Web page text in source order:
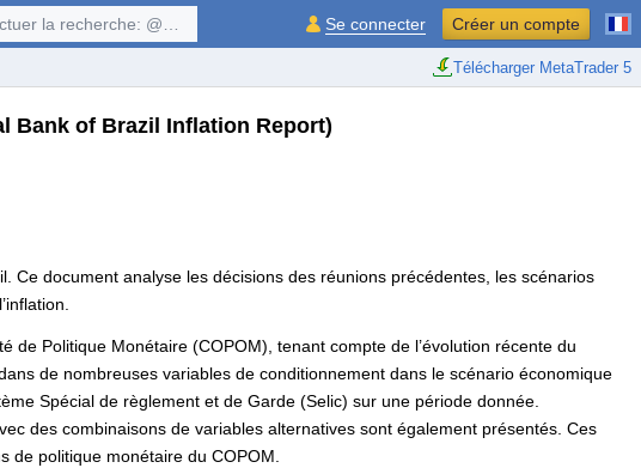
Télécharger MetaTrader 5
recherche: @user, $symbol, ... Se connecter Créer un compte
Bank of Brazil Inflation Report)
Ce document analyse les décisions des réunions précédentes, les scénarios
de Politique Monétaire (COPOM), tenant compte de l’évolution récente du
de nombreuses variables de conditionnement dans le scénario économique
Spécial de règlement et de Garde (Selic) sur une période donnée.
des combinaisons de variables alternatives sont également présentés. Ces
de politique monétaire du COPOM.